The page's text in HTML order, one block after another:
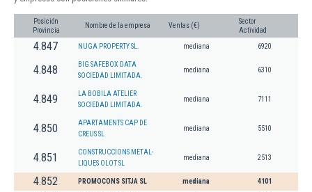
Posición
Provincia
Nombre de la empresa Ventas (€)
Sector
Actividad
4.847 NUGA PROPERTY SL. mediana 6920
4.848
BIG SAFEBOX DATA
SOCIEDAD LIMITADA.
mediana 6310
4.849
LA BOBILA ATELIER
SOCIEDAD LIMITADA.
mediana 7111
4.850
APARTAMENTS CAP DE
CREUS SL
mediana 5510
4.851
CONSTRUCCIONS METAL-
LIQUES OLOT SL
mediana 2513
4.852 PROMOCONS SITJA SL mediana 4101